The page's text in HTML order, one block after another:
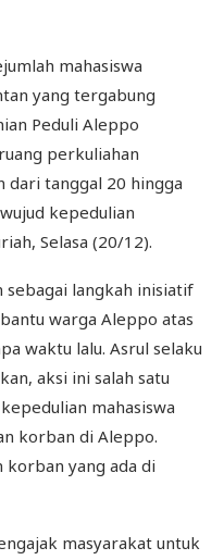
mahasiswa
yang tergabung
Peduli Aleppo
perkuliahan
dari tanggal 20 hingga
kepedulian
Selasa (20/12).
sebagai langkah inisiatif
warga Aleppo atas
waktu lalu. Asrul selaku
aksi ini salah satu
mahasiswa
korban di Aleppo.
korban yang ada di
masyarakat untuk